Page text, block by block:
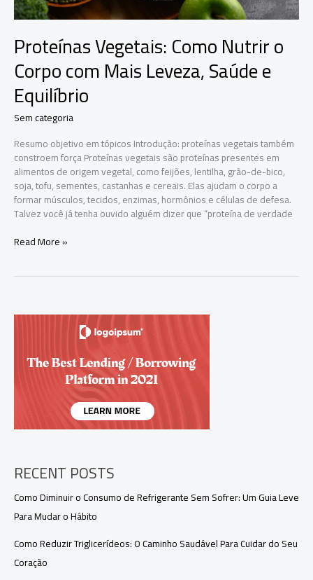
Proteínas Vegetais: Como Nutrir o
Corpo com Mais Leveza, Saúde e
Equilíbrio
Sem categoria
Resumo objetivo em tópicos Introdução: proteínas vegetais também
constroem força Proteínas vegetais são proteínas presentes em
alimentos de origem vegetal, como feijões, lentilha, grão-de-bico,
soja, tofu, sementes, castanhas e cereais. Elas ajudam o corpo a
formar músculos, tecidos, enzimas, hormônios e células de defesa.
Talvez você já tenha ouvido alguém dizer que “proteína de verdade
Read More »
RECENT POSTS
Como Diminuir o Consumo de Refrigerante Sem Sofrer: Um Guia Leve
Para Mudar o Hábito
Como Reduzir Triglicerídeos: O Caminho Saudável Para Cuidar do Seu
Coração